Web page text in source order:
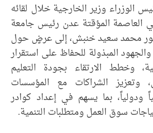
الوزراء وزير الخارجية خلال لقائه
في العاصمة المؤقتة عدن رئيس جامعة
محمد سعيد خنبش، إلى عرضٍ حول
المبذولة للحفاظ على استقرار
وخطط الارتقاء بجودة التعليم
وتعزيز الشراكات مع المؤسسات
ودولياً، بما يسهم في إعداد كوادر
سوق العمل ومتطلبات التنمية.